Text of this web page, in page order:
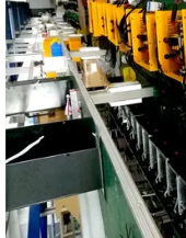
গোপনীয়তা
নীতি